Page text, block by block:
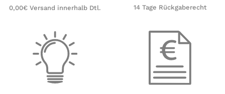
0,00€ Versand innerhalb Dtl. 14 Tage Rückgaberecht